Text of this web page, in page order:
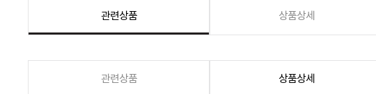
관련상품 상품상세
관련상품 상품상세